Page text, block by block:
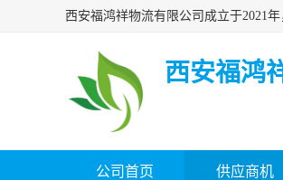
西安福鸿
公司首页 供应商机